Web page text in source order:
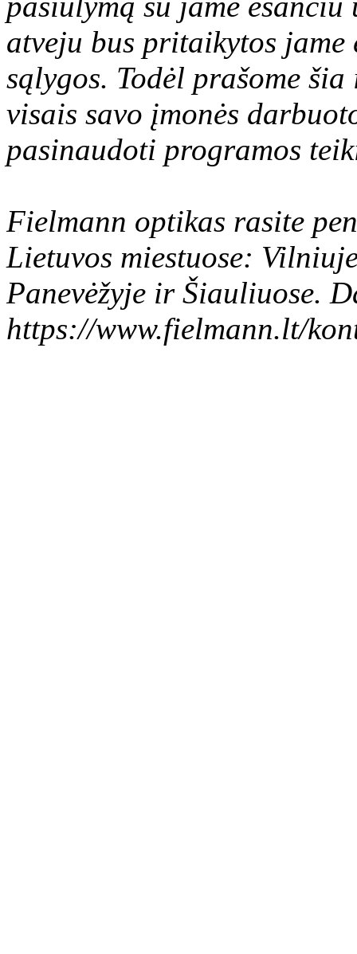
atveju bus pritaikytos jame
sąlygos. Todėl prašome
visais savo įmonės
pasinaudoti programos
Fielmann optikas rasite
Lietuvos miestuose:
Panevėžyje ir Šiauliuose.
https://www.fielmann.lt/